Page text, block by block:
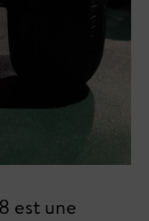
est une